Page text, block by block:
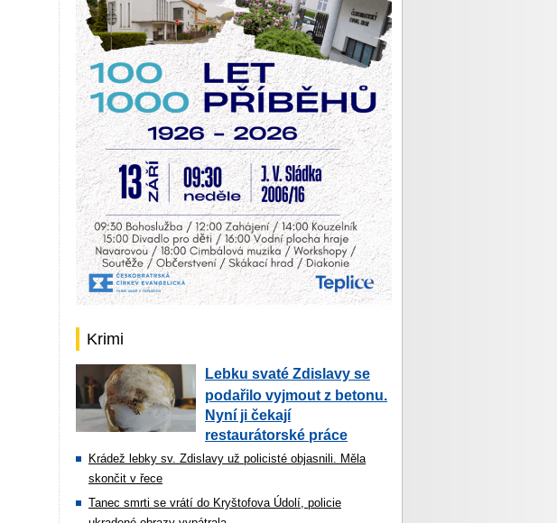
Krimi
Lebku svaté Zdislavy se
podařilo vyjmout z betonu.
Nyní ji čekají
restaurátorské práce
Krádež lebky sv. Zdislavy už policisté objasnili. Měla
skončit v řece
Tanec smrti se vrátí do Kryštofova Údolí, policie